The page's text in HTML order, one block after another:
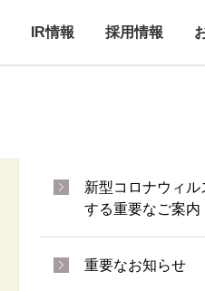
IR情報 採用情報
新型コロナウィル
する重要なご案内
重要なお知らせ